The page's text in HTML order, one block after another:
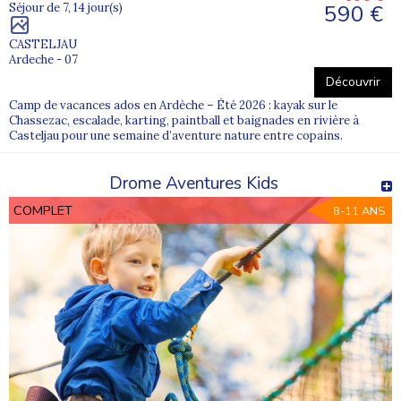
Séjour de 7, 14 jour(s)
CASTELJAU
Ardeche - 07
590 €
Découvrir
Camp de vacances ados en Ardèche – Été 2026 : kayak sur le
Chassezac, escalade, karting, paintball et baignades en rivière à
Casteljau pour une semaine d’aventure nature entre copains.
Drome Aventures Kids
COMPLET 8-11 ANS